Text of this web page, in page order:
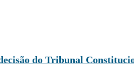
do Tribunal